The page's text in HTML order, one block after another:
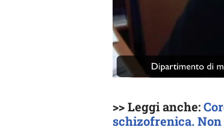
>> Leggi anche:
schizofrenica. Non